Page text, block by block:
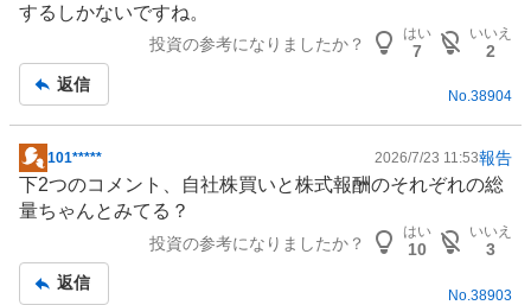
するしかないですね。
投資の参考になりましたか？
はい
7
いいえ
2
返信
No.38904
掲
示
板
101***** 2026/7/23 11:53報告
下2つのコメント、自社株買いと株式報酬のそれぞれの総
量ちゃんとみてる？
投資の参考になりましたか？
はい
10
いいえ
3
返信
No. 38903